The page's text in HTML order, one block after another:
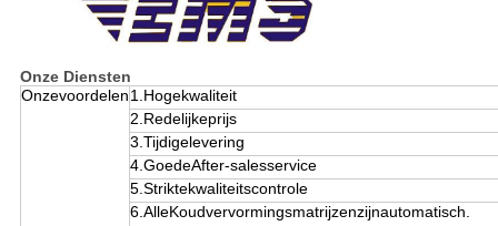
Onze Diensten
Onzevoordelen1.Hogekwaliteit
2.Redelijkeprijs
3.Tijdigelevering
4.GoedeAfter-salesservice
5.Striktekwaliteitscontrole
6.AlleKoudvervormingsmatrijzenzijnautomatisch.